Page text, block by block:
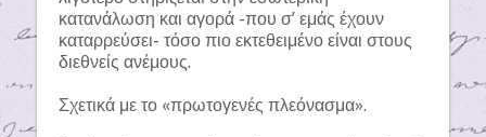
κατανάλωση και αγορά -που σ’ εμάς έχουν
καταρρεύσει- τόσο πιο εκτεθειμένο είναι στους
διεθνείς ανέμους.
Σχετικά με το «πρωτογενές πλεόνασμα».